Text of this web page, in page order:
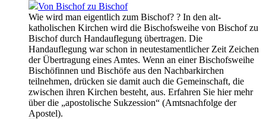
Von Bischof zu Bischof
Wie wird man eigentlich zum Bischof? ? In den alt-
katholischen Kirchen wird die Bischofsweihe von Bischof zu
Bischof durch Handauflegung übertragen. Die
Handauflegung war schon in neutestamentlicher Zeit Zeichen
der Übertragung eines Amtes. Wenn an einer Bischofsweihe
Bischöfinnen und Bischöfe aus den Nachbarkirchen
teilnehmen, drücken sie damit auch die Gemeinschaft, die
zwischen ihren Kirchen besteht, aus. Erfahren Sie hier mehr
über die „apostolische Sukzession“ (Amtsnachfolge der
Apostel).